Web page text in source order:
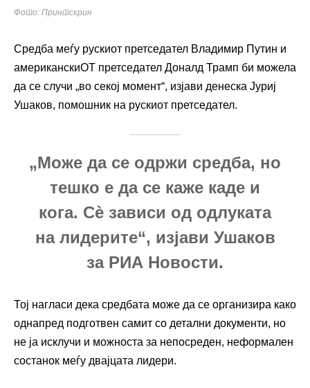
Фото: Принтскрин
Средба меѓу рускиот претседател Владимир Путин и
американскиОТ претседател Доналд Трамп би можела
да се случи „во секој момент“, изјави денеска Јуриј
Ушаков, помошник на рускиот претседател.
„Може да се одржи средба, но
тешко е да се каже каде и
кога. Сè зависи од одлуката
на лидерите“, изјави Ушаков
за РИА Новости.
Тој нагласи дека средбата може да се организира како
однапред подготвен самит со детални документи, но
не ја исклучи и можноста за непосреден, неформален
состанок меѓу двајцата лидери.